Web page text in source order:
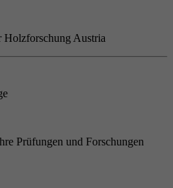
Holzforschung Austria
Prüfungen und Forschungen